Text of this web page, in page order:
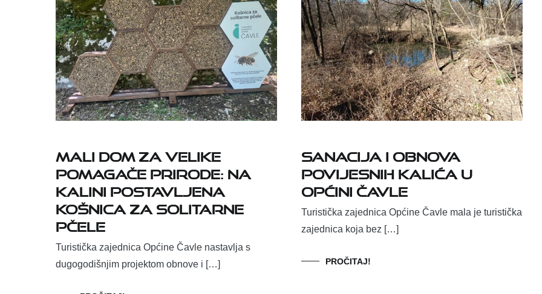
Mali dom za velike
pomagače prirode: na
Kalini postavljena
košnica za solitarne
pčele
Turistička zajednica Općine Čavle nastavlja s
dugogodišnjim projektom obnove i […]
SANACIJA I OBNOVA
POVIJESNIH KALIĆA U
OPĆINI ČAVLE
Turistička zajednica Općine Čavle mala je turistička
zajednica koja bez […]
PROČITAJ!